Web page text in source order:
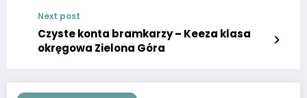
Next post
Czyste konta bramkarzy – Keeza klasa
okręgowa Zielona Góra